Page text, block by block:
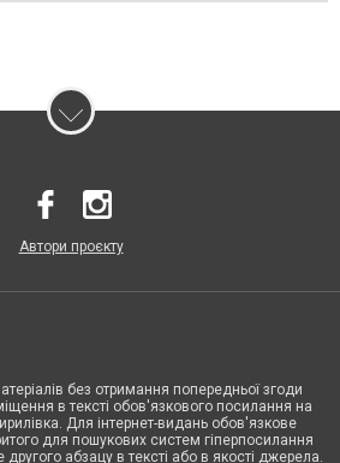
Автори проєкту
без отримання попередньої згоди
в тексті обов'язкового посилання на
Для інтернет-видань обов'язкове
для пошукових систем гіперпосилання
другого абзацу в тексті або в якості джерела.